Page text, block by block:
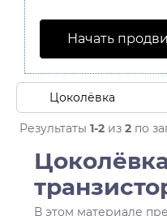
Начать
Результаты 1-2 из 2 по
В этом материале